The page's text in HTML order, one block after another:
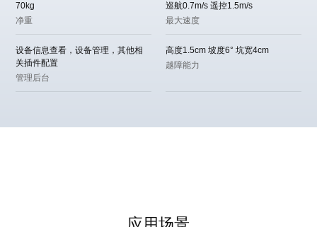
70kg
净重
巡航0.7m/s 遥控1.5m/s
最大速度
设备信息查看，设备管理，其他相
关插件配置
管理后台
高度1.5cm 坡度6° 坑宽4cm
越障能力
应用场景